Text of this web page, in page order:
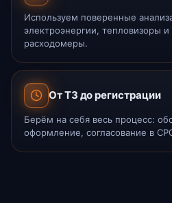
Используем поверенные
электроэнергии, тепловизоры и
расходомеры.
От ТЗ до регистрации
Берём на себя весь процесс:
оформление, согласование в